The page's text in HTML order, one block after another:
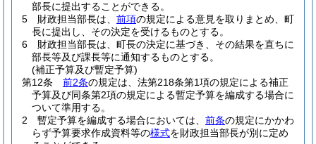
部長に提出することができる。
5
財政担当部長は、 前項の規定による意見を取りまとめ、町
長に提出し、その決定を受けるものとする。
6
財政担当部長は、町長の決定に基づき、その結果を直ちに
部長等及び課長等に通知するものとする。
(補正予算及び暫定予算)
第12条
前2条の規定は、法第218条第1項の規定による補正
予算及び同条第2項の規定による暫定予算を編成する場合に
ついて準用する。
2
暫定予算を編成する場合においては、 前条の規定にかかわ
らず予算要求作成資料等の様式を財政担当部長が別に定め